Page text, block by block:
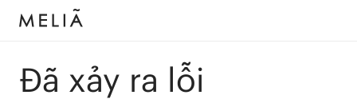
Đã xảy ra lỗi